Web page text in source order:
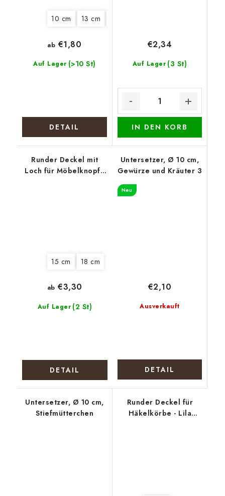
10 cm 13 cm
Auf Lager (>10 St)
ab €1,80
DETAIL
Auf Lager (3 St)
€2,34
IN DEN KORB
Runder Deckel mit
Loch für Möbelknopf -
15 cm 18 cm
Auf Lager (2 St)
ab €3,30
DETAIL
Untersetzer, Ø 10 cm,
Gewürze und Kräuter 3
Neu
Ausverkauft
€2,10
DETAIL
Untersetzer, Ø 10 cm,
Stiefmütterchen
Runder Deckel für
Häkelkörbe - Lila